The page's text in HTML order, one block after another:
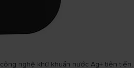
nghệ khử khuẩn nước Ag+ tiên tiến.